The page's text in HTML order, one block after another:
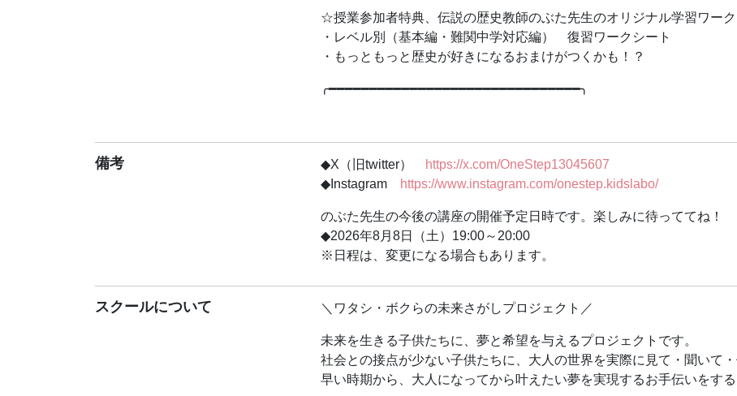
☆授業参加者特典、伝説の歴史教師のぶた先生のオリジナル学習ワー
・レベル別（基本編・難関中学対応編） 復習ワークシート
・もっともっと歴史が好きになるおまけがつくかも！？
╭━━━━━━━━━━━━━━━━━━━━━━━━━━━━━━━╮
★“好き”を究めた研究者や芸術家から学ぼう★
キミも“好き”を究められるか！？
╰━━━━━━━━━━━━━━━━━━━━━━━━━━━━━━━╯
大人気！のぶた先生の歴史キッズ道場「タイムトラベルシリーズ」
この夏は、特別編として“探究者”たちの人生に飛び込みます！
「好き」をとことん突きつめ、 自分の道を切りひらいた人たち。
・周りと違う道を選ぶのがこわい
・続けるか、やめるか迷っている
備考 ◆X（旧twitter） https://x.com/OneStep13045607
◆Instagram https://www.instagram.com/onestep.kidslabo/
のぶた先生の今後の講座の開催予定日時です。楽しみに待っててね！
◆2026年8月8日（土）19:00～20:00
※日程は、変更になる場合もあります。
スクールについて
＼ワタシ・ボクらの未来さがしプロジェクト／
未来を生きる子供たちに、夢と希望を与えるプロジェクトです。
社会との接点が少ない子供たちに、大人の世界を実際に見て・聞いて
早い時期から、大人になってから叶えたい夢を実現するお手伝いをする